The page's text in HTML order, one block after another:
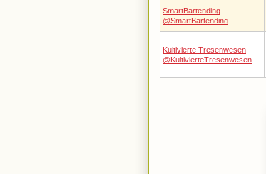
SmartBartending
@SmartBartending
Kultivierte Tresenwesen
@KultivierteTresenwesen